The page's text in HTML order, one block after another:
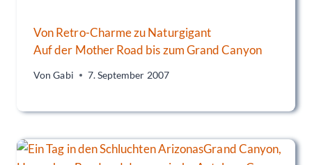
Von Retro-Charme zu Naturgigant
Auf der Mother Road bis zum Grand Canyon
Von Gabi 7. September 2007